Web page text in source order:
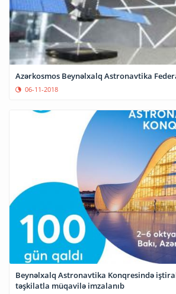
Azərkosmos Beynəlxalq Astronavtika
06-11-2018
Beynəlxalq Astronavtika Konqresində
təşkilatla müqavilə imzalanıb